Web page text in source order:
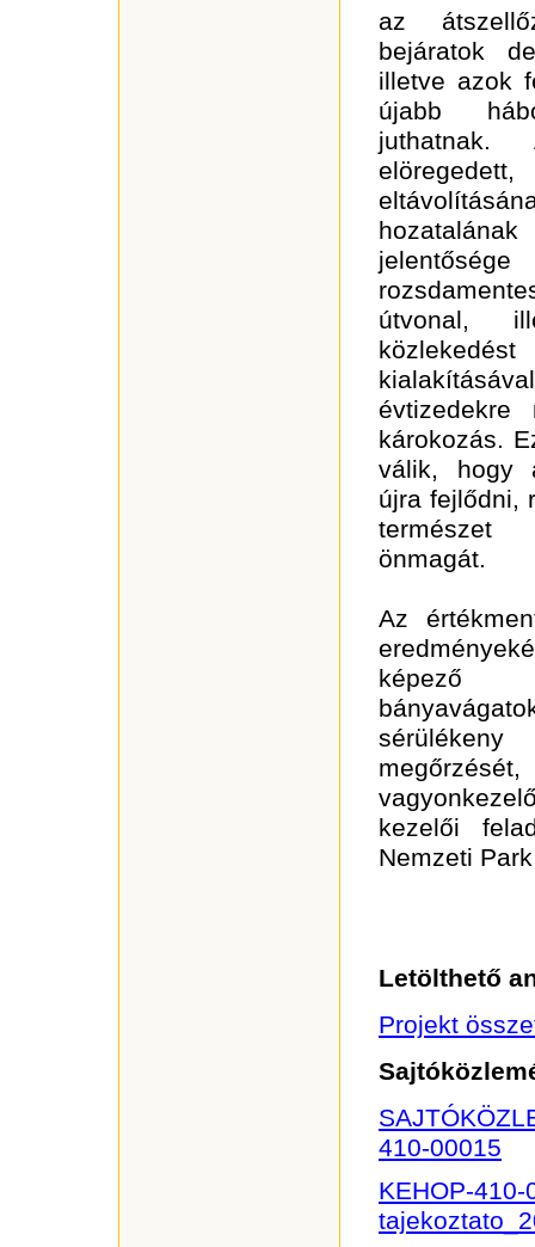
az
bejáratok
illetve azok
újabb
útvonal,
évtizedekre
károkozás.
válik, hogy
újra fejlődni,
természet
önmagát.
Az
képező
kezelői
Nemzeti
Letölthető
Projekt
410-00015
KEHOP-410-